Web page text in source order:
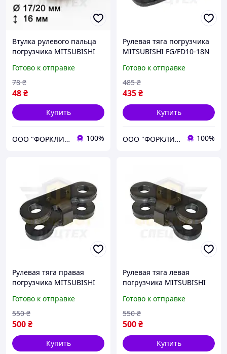
Втулка рулевого пальца
погрузчика MITSUBISHI
30K, FB20N-30N №
91E4305500, 91E43-05500
Готово к отправке
48₴
78 ₴
Купить
ООО "ФОРКЛИФТ-СПЕЦТЕХ" 100%
Рулевая тяга погрузчика
MITSUBISHI FG/FD10-18N
FB16N-18N № 91B4310500,
91C4300500
Готово к отправке
435₴
485 ₴
Купить
ООО "ФОРКЛИФТ-СПЕЦТЕХ" 100%
Рулевая тяга правая
погрузчика MITSUBISHI
30K, FB20N-30N №
91E4310600, 91E43-10600
Готово к отправке
500₴
550 ₴
Купить
Рулевая тяга левая
погрузчика MITSUBISHI
30K, FB20N-30N №
91E4310500, 91E43-10500
Готово к отправке
500₴
550 ₴
Купить